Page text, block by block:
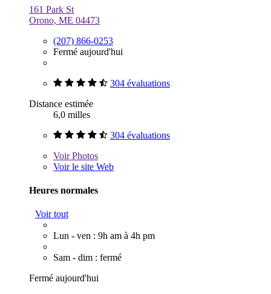
161 Park St
Orono, ME 04473
(207) 866-0253
Fermé aujourd'hui
304 évaluations
Distance estimée
6,0 milles
304 évaluations
VoirPhotos
Voir le site Web
Heures normales
Voir tout
Lun - ven : 9h am à 4h pm
Sam - dim : fermé
Fermé aujourd'hui